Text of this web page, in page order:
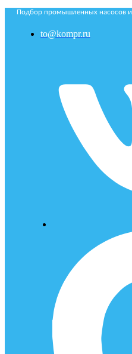
Подбор промышленных насосов
to@kompr.ru